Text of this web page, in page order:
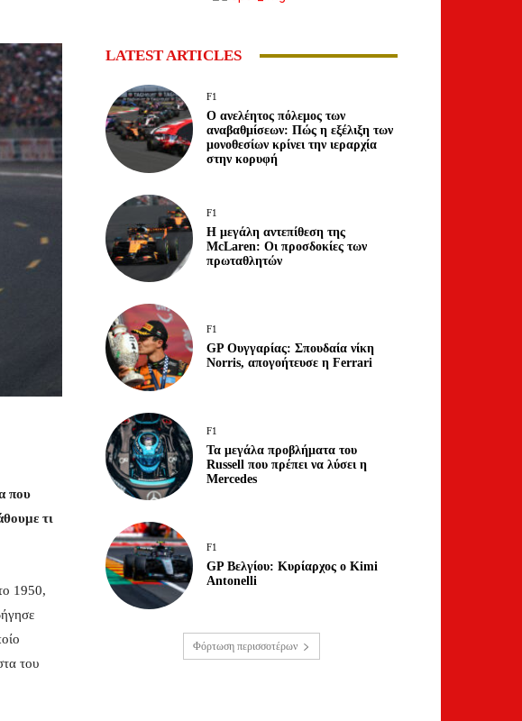
που
τι
1950,
του
LATEST ARTICLES
F1
Ο ανελέητος πόλεμος των
αναβαθμίσεων: Πώς η εξέλιξη των
μονοθεσίων κρίνει την ιεραρχία
στην κορυφή
F1
Η μεγάλη αντεπίθεση της
McLaren: Οι προσδοκίες των
πρωταθλητών
F1
GP Ουγγαρίας: Σπουδαία νίκη
Norris, απογοήτευσε η Ferrari
F1
Τα μεγάλα προβλήματα του
Russell που πρέπει να λύσει η
Mercedes
F1
GP Βελγίου: Κυρίαρχος ο Kimi
Antonelli
Φόρτωση περισσοτέρων